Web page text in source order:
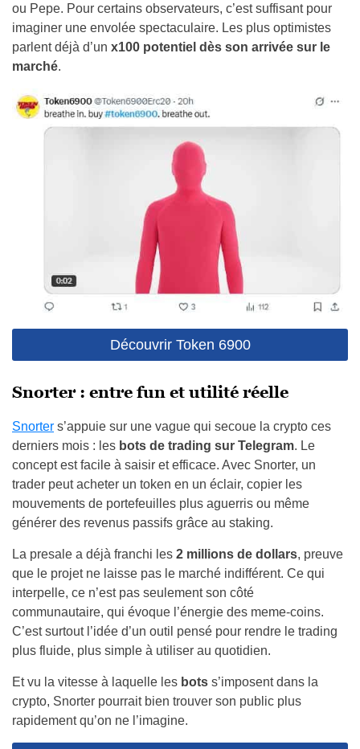
ou Pepe. Pour certains observateurs, c’est suffisant pour
imaginer une envolée spectaculaire. Les plus optimistes
parlent déjà d’un x100 potentiel dès son arrivée sur le
marché.
Découvrir Token 6900
Snorter : entre fun et utilité réelle
Snorter s’appuie sur une vague qui secoue la crypto ces
derniers mois : les bots de trading sur Telegram. Le
concept est facile à saisir et efficace. Avec Snorter, un
trader peut acheter un token en un éclair, copier les
mouvements de portefeuilles plus aguerris ou même
générer des revenus passifs grâce au staking.
La presale a déjà franchi les 2 millions de dollars, preuve
que le projet ne laisse pas le marché indifférent. Ce qui
interpelle, ce n’est pas seulement son côté
communautaire, qui évoque l’énergie des meme-coins.
C’est surtout l’idée d’un outil pensé pour rendre le trading
plus fluide, plus simple à utiliser au quotidien.
Et vu la vitesse à laquelle les bots s’imposent dans la
crypto, Snorter pourrait bien trouver son public plus
rapidement qu’on ne l’imagine.